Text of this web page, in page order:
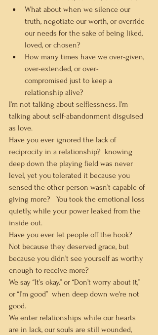
What about when we silence our
truth, negotiate our worth, or override
our needs for the sake of being liked,
loved, or chosen?
How many times have we over-given,
over-extended, or over-
compromised just to keep a
relationship alive?
I’m not talking about selflessness. I’m
talking about self-abandonment disguised
as love.
Have you ever ignored the lack of
reciprocity in a relationship?  knowing
deep down the playing field was never
level, yet you tolerated it because you
sensed the other person wasn’t capable of
giving more?   You took the emotional loss
quietly, while your power leaked from the
inside out.
Have you ever let people off the hook?
Not because they deserved grace, but
because you didn’t see yourself as worthy
enough to receive more?
We say “It’s okay,” or “Don’t worry about it,”
or “I’m good”  when deep down we're not
good.
We enter relationships while our hearts
are in lack, our souls are still wounded,